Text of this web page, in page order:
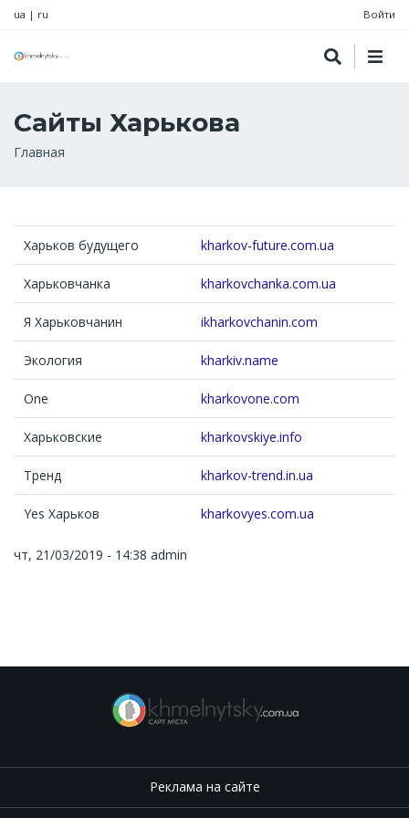
ua | ru Войти
Сайты Харькова
Строка
Главная
Харьков будущего kharkov-future.com.ua
Харьковчанка kharkovchanka.com.ua
Я Харьковчанин ikharkovchanin.com
Экология kharkiv.name
One kharkovone.com
Харьковские kharkovskiye.info
Тренд kharkov-trend.in.ua
Yes Харьков kharkovyes.com.ua
чт, 21/03/2019 - 14:38 admin
Реклама на сайте